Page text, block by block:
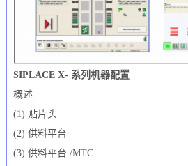
SIPLACE X- 系列机器配置
概述
(1) 贴片头
(2) 供料平台
(3) 供料平台 /MTC